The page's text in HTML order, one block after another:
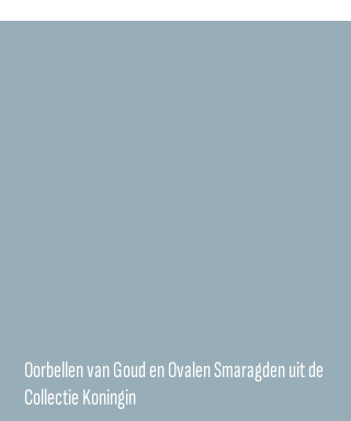
Oorbellen van Goud en Ovalen Smaragden uit de
Collectie Koningin